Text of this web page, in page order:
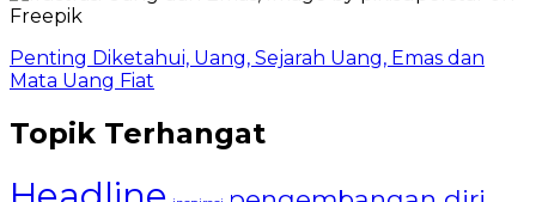
Penting Diketahui, Uang, Sejarah Uang, Emas dan
Mata Uang Fiat
Topik Terhangat